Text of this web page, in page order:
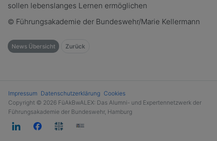
sollen lebenslanges Lernen ermöglichen
© Führungsakademie der Bundeswehr/Marie Kellermann
News Übersicht Zurück
Impressum Datenschutzerklärung Cookies
Copyright © 2026 FüAkBwALEX: Das Alumni- und Expertennetzwerk der
Führungsakademie der Bundeswehr, Hamburg